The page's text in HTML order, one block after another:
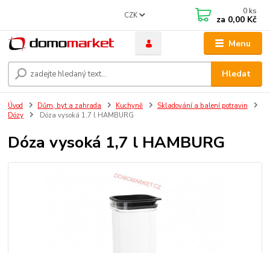
Menu
CZK
Hledat
0 ks
za 0,00 Kč
Úvod Dům, byt a zahrada Kuchyně
Skladování a balení potravin
Dózy
Dóza vysoká 1,7 l HAMBURG
Dóza vysoká 1,7 l HAMBURG